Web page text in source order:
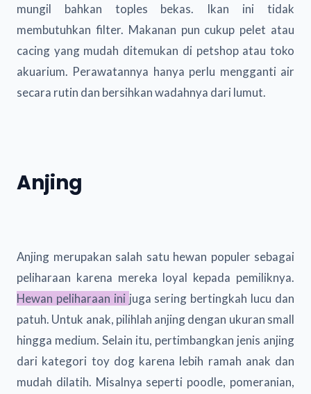
mungil bahkan toples bekas. Ikan ini tidak
membutuhkan filter. Makanan pun cukup pelet atau
cacing yang mudah ditemukan di petshop atau toko
akuarium. Perawatannya hanya perlu mengganti air
secara rutin dan bersihkan wadahnya dari lumut.
Anjing
Anjing merupakan salah satu hewan populer sebagai
peliharaan karena mereka loyal kepada pemiliknya.
Hewan peliharaan ini juga sering bertingkah lucu dan
patuh. Untuk anak, pilihlah anjing dengan ukuran small
hingga medium. Selain itu, pertimbangkan jenis anjing
dari kategori toy dog karena lebih ramah anak dan
mudah dilatih. Misalnya seperti poodle, pomeranian,